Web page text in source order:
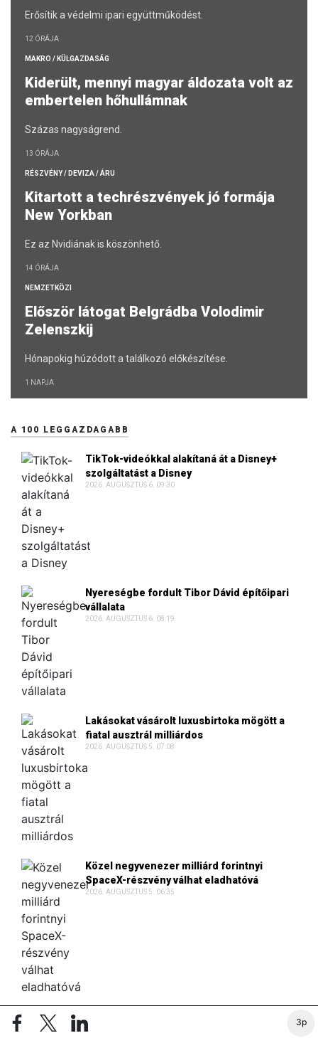
3p
Erősítik a védelmi ipari együttműködést.
12 ÓRÁJA
MAKRO / KÜLGAZDASÁG
Kiderült, mennyi magyar áldozata volt az
embertelen hőhullámnak
Százas nagyságrend.
13 ÓRÁJA
RÉSZVÉNY / DEVIZA / ÁRU
Kitartott a techrészvények jó formája
New Yorkban
Ez az Nvidiának is köszönhető.
14 ÓRÁJA
NEMZETKÖZI
Először látogat Belgrádba Volodimir
Zelenszkij
Hónapokig húzódott a találkozó előkészítése.
1 NAPJA
A 100 LEGGAZDAGABB
TikTok-videókkal alakítaná át a Disney+
szolgáltatást a Disney
2026. AUGUSZTUS 6. 09:30
Nyereségbe fordult Tibor Dávid építőipari
vállalata
2026. AUGUSZTUS 6. 08:19
Lakásokat vásárolt luxusbirtoka mögött a
fiatal ausztrál milliárdos
2026. AUGUSZTUS 5. 07:08
Közel negyvenezer milliárd forintnyi
SpaceX-részvény válhat eladhatóvá
2026. AUGUSZTUS 5. 06:35
Tizenhét és fél millió eurós jutalék miatt
perlik a Revolut alapítóját